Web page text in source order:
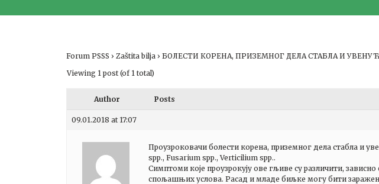
Forum PSSS › Zaštita bilja › БОЛЕСТИ КОРЕНА, ПРИЗЕМНОГ ДЕЛА СТАБЛА И
Viewing 1 post (of 1 total)
Author Posts
09.01.2018 at 17:07
Проузроковачи болести корена, приземног дела стабла и
spp., Fusarium spp., Verticilium spp..
Симптоми које проузрокују ове гљиве су различити,
спољашњих услова. Расад и младе биљке могу бити